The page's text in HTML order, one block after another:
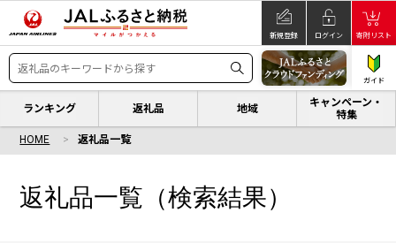
新規登録 ログイン 寄附リスト
ガイド
ランキング 返礼品 地域
キャンペーン・
特集
HOME 返礼品一覧
返礼品一覧（検索結果）